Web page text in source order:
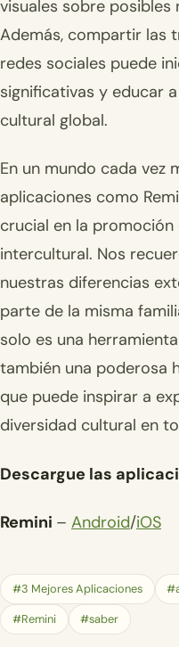
visuales sobre posibles
Además, compartir las
redes sociales puede
significativas y educar
cultural global.
En un mundo cada vez
aplicaciones como
crucial en la
intercultural. Nos
nuestras diferencias
parte de la misma
solo es una
también una poderosa
que puede inspirar a
diversidad cultural en
Descargue las
Remini – Android/iOS
#3 Mejores Aplicaciones
#Remini #saber